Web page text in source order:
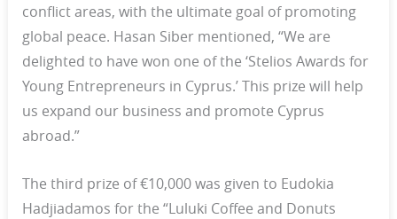
conflict areas, with the ultimate goal of promoting
global peace. Hasan Siber mentioned, “We are
delighted to have won one of the ‘Stelios Awards for
Young Entrepreneurs in Cyprus.’ This prize will help
us expand our business and promote Cyprus
abroad.”
The third prize of €10,000 was given to Eudokia
Hadjiadamos for the “Luluki Coffee and Donuts